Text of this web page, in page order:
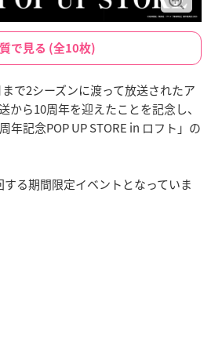
で見る (全10枚)
で2シーズンに渡って放送されたア
から10周年を迎えたことを記念し、
年記念POP UP STORE in ロフト」の
る期間限定イベントとなっていま